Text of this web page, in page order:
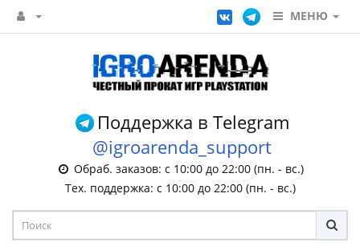
МЕНЮ
Поддержка в Telegram
@igroarenda_support
Обраб. заказов: с 10:00 до 22:00 (пн. - вс.)
Тех. поддержка: с 10:00 до 22:00 (пн. - вс.)